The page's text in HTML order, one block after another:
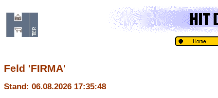
Feld 'FIRMA'
Stand: 06.08.2026 17:35:48